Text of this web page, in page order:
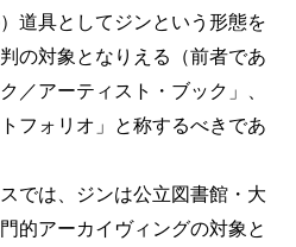
道具としてジンという形態を
の対象となりえる（前者であ
／アーティスト・ブック」、
フォリオ」と称するべきであ
では、ジンは公立図書館・大
的アーカイヴィングの対象と